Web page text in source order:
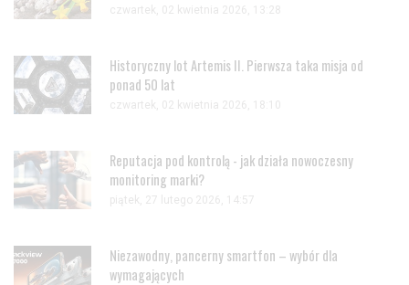
czwartek, 02 kwietnia 2026, 13:28
Historyczny lot Artemis II. Pierwsza taka misja od
ponad 50 lat
czwartek, 02 kwietnia 2026, 18:10
Reputacja pod kontrolą - jak działa nowoczesny
monitoring marki?
piątek, 27 lutego 2026, 14:57
Niezawodny, pancerny smartfon – wybór dla
wymagających